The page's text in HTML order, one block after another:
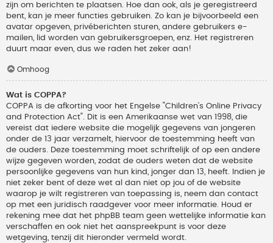
zijn om berichten te plaatsen. Hoe dan ook, als je geregistreerd
bent, kan je meer functies gebruiken. Zo kan je bijvoorbeeld een
avatar opgeven, privéberichten sturen, andere gebruikers e-
mailen, lid worden van gebruikersgroepen, enz. Het registreren
duurt maar even, dus we raden het zeker aan!
Omhoog
Wat is COPPA?
COPPA is de afkorting voor het Engelse "Children’s Online Privacy
and Protection Act". Dit is een Amerikaanse wet van 1998, die
vereist dat iedere website die mogelijk gegevens van jongeren
onder de 13 jaar verzamelt, hiervoor de toestemming heeft van
de ouders. Deze toestemming moet schriftelijk of op een andere
wijze gegeven worden, zodat de ouders weten dat de website
persoonlijke gegevens van hun kind, jonger dan 13, heeft. Indien je
niet zeker bent of deze wet al dan niet op jou of de website
waarop je wilt registreren van toepassing is, neem dan contact
op met een juridisch raadgever voor meer informatie. Houd er
rekening mee dat het phpBB team geen wettelijke informatie kan
verschaffen en ook niet het aanspreekpunt is voor deze
wetgeving, tenzij dit hieronder vermeld wordt.